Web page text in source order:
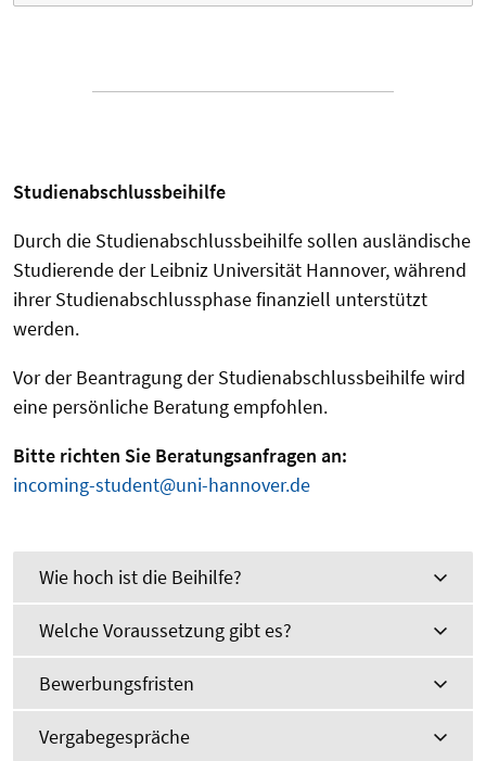
Studienabschlussbeihilfe
Durch die Studienabschlussbeihilfe sollen ausländische
Studierende der Leibniz Universität Hannover, während
ihrer Studienabschlussphase finanziell unterstützt
werden.
Vor der Beantragung der Studienabschlussbeihilfe wird
eine persönliche Beratung empfohlen.
Bitte richten Sie Beratungsanfragen an:
incoming-student@uni-hannover.de
Wie hoch ist die Beihilfe?
Welche Voraussetzung gibt es?
Bewerbungsfristen
Vergabegespräche